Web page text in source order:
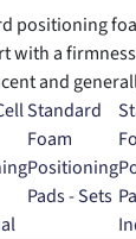
positioning
with a
and
Standard
Foam
Positioning
Pads - Sets